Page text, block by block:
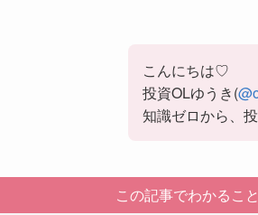
こんにちは♡
投資OLゆうき(
知識ゼロから、
この記事でわかること